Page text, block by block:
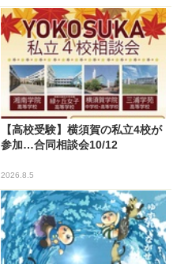
【高校受験】横須賀の私立4校が
参加…合同相談会10/12
2026.8.5